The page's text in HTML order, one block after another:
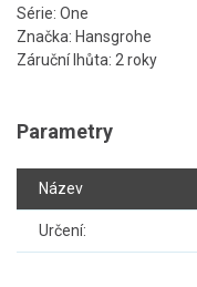
Série: One
Značka: Hansgrohe
Záruční lhůta: 2 roky
Parametry
Název
Určení: